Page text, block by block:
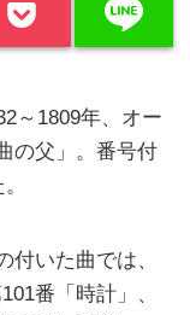
line
～1809年、オー
の父」。番号付
付いた曲では、
番「時計」、